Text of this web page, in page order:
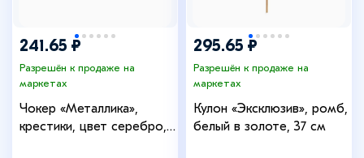
241.65 ₽
Разрешён к продаже на
маркетах
Чокер «Металлика»,
крестики, цвет серебро,
295.65 ₽
Разрешён к продаже на
маркетах
Кулон «Эксклюзив», ромб,
белый в золоте, 37 см